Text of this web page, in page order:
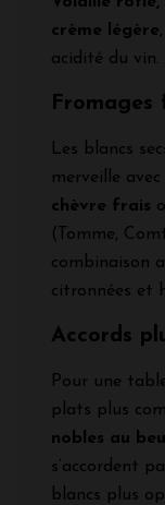
crème légère
acidité du vin.
Fromages
Les blancs
merveille
chèvre frais
(Tomme,
combinaison
citronnées et
Accords
Pour une
plats plus
nobles au
s’accordent
blancs plus